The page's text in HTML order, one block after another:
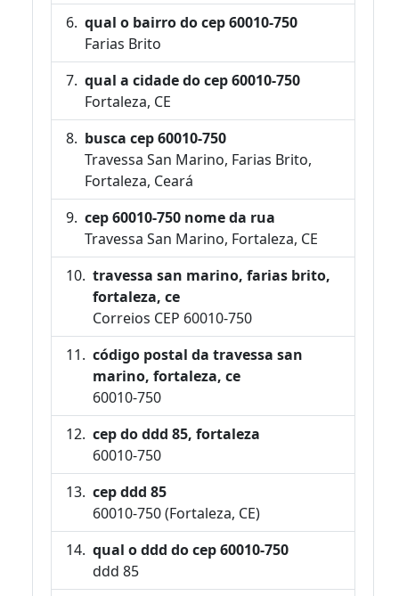
qual o bairro do cep 60010-750
Farias Brito
qual a cidade do cep 60010-750
Fortaleza, CE
busca cep 60010-750
Travessa San Marino, Farias Brito,
Fortaleza, Ceará
cep 60010-750 nome da rua
Travessa San Marino, Fortaleza, CE
travessa san marino, farias brito,
fortaleza, ce
Correios CEP 60010-750
código postal da travessa san
marino, fortaleza, ce
60010-750
cep do ddd 85, fortaleza
60010-750
cep ddd 85
60010-750 (Fortaleza, CE)
qual o ddd do cep 60010-750
ddd 85